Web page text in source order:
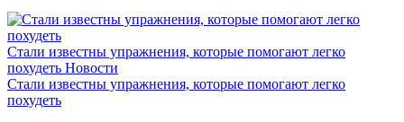
Стали известны упражнения, которые помогают легко
похудеть Новости
Стали известны упражнения, которые помогают легко
похудеть